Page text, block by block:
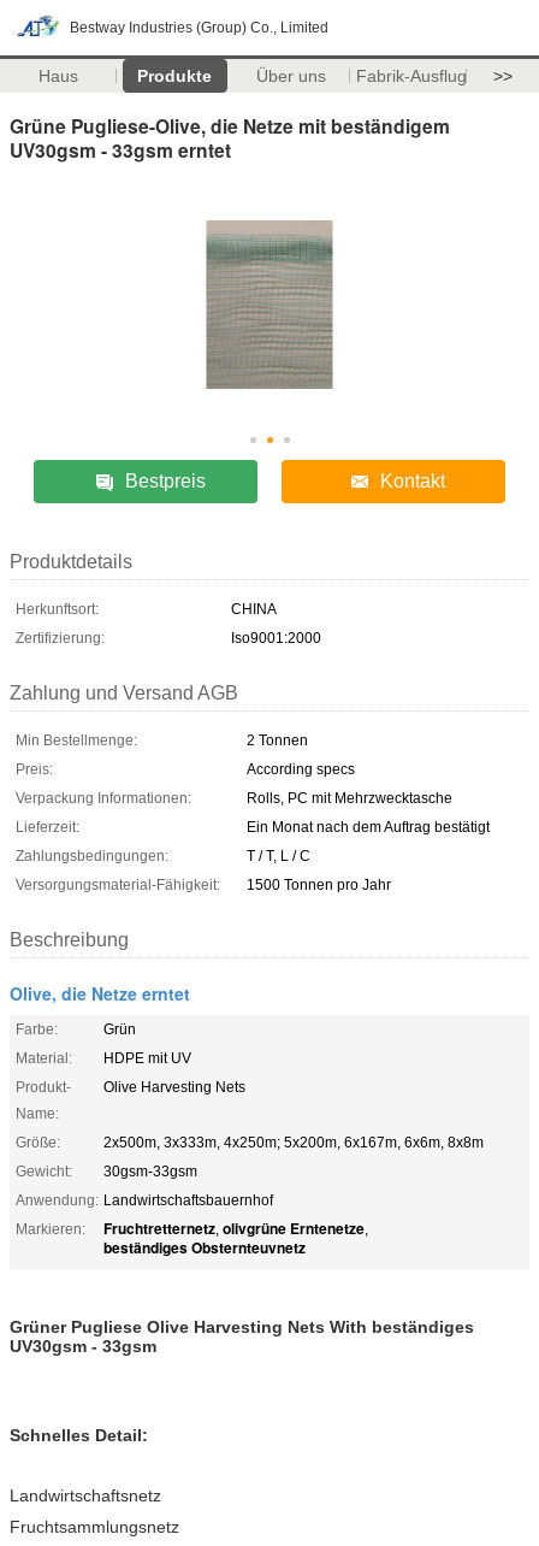
Bestway Industries (Group) Co., Limited
Haus Produkte Über uns Fabrik-Ausflug >>
Grüne Pugliese-Olive, die Netze mit beständigem
UV30gsm - 33gsm erntet
Bestpreis Kontakt
Produktdetails
Herkunftsort:
CHINA
Zertifizierung:
Iso9001:2000
Zahlung und Versand AGB
Min Bestellmenge:
2 Tonnen
Preis:
According specs
Verpackung Informationen:
Rolls, PC mit Mehrzwecktasche
Lieferzeit:
Ein Monat nach dem Auftrag bestätigt
Zahlungsbedingungen:
T / T, L / C
Versorgungsmaterial-Fähigkeit:
1500 Tonnen pro Jahr
Beschreibung
Olive, die Netze erntet
Farbe:
Grün
Material:
HDPE mit UV
Produkt-
Name:
Olive Harvesting Nets
Größe:
2x500m, 3x333m, 4x250m; 5x200m, 6x167m, 6x6m, 8x8m
Gewicht:
30gsm-33gsm
Anwendung: Landwirtschaftsbauernhof
Markieren:
Fruchtretternetz, olivgrüne Erntenetze,
beständiges Obsternteuvnetz
Grüner Pugliese Olive Harvesting Nets With beständiges
UV30gsm - 33gsm
Schnelles Detail:
Landwirtschaftsnetz
Fruchtsammlungsnetz